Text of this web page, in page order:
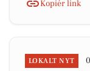
Kopiér link
LOKALT NYT